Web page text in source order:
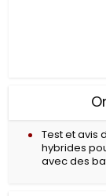
Test et avis
hybrides
avec des